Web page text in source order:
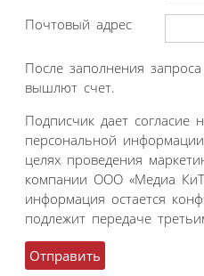
Почтовый адрес
После заполнения
вышлют счет.
Подписчик дает согласие
персональной
целях проведения
компании ООО «Медиа
информация остается
подлежит передаче